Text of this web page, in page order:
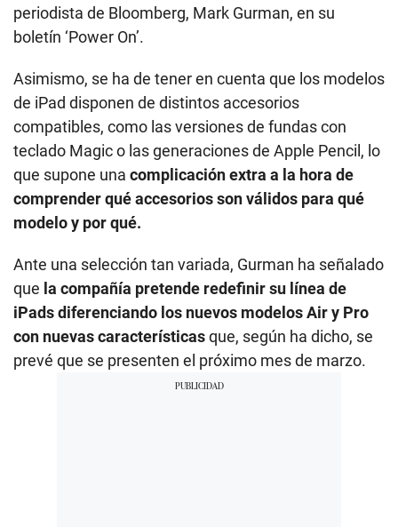
periodista de Bloomberg, Mark Gurman, en su
boletín ‘Power On’.
Asimismo, se ha de tener en cuenta que los modelos
de iPad disponen de distintos accesorios
compatibles, como las versiones de fundas con
teclado Magic o las generaciones de Apple Pencil, lo
que supone una complicación extra a la hora de
comprender qué accesorios son válidos para qué
modelo y por qué.
Ante una selección tan variada, Gurman ha señalado
que la compañía pretende redefinir su línea de
iPads diferenciando los nuevos modelos Air y Pro
con nuevas característicasque, según ha dicho, se
prevé que se presenten el próximo mes de marzo.